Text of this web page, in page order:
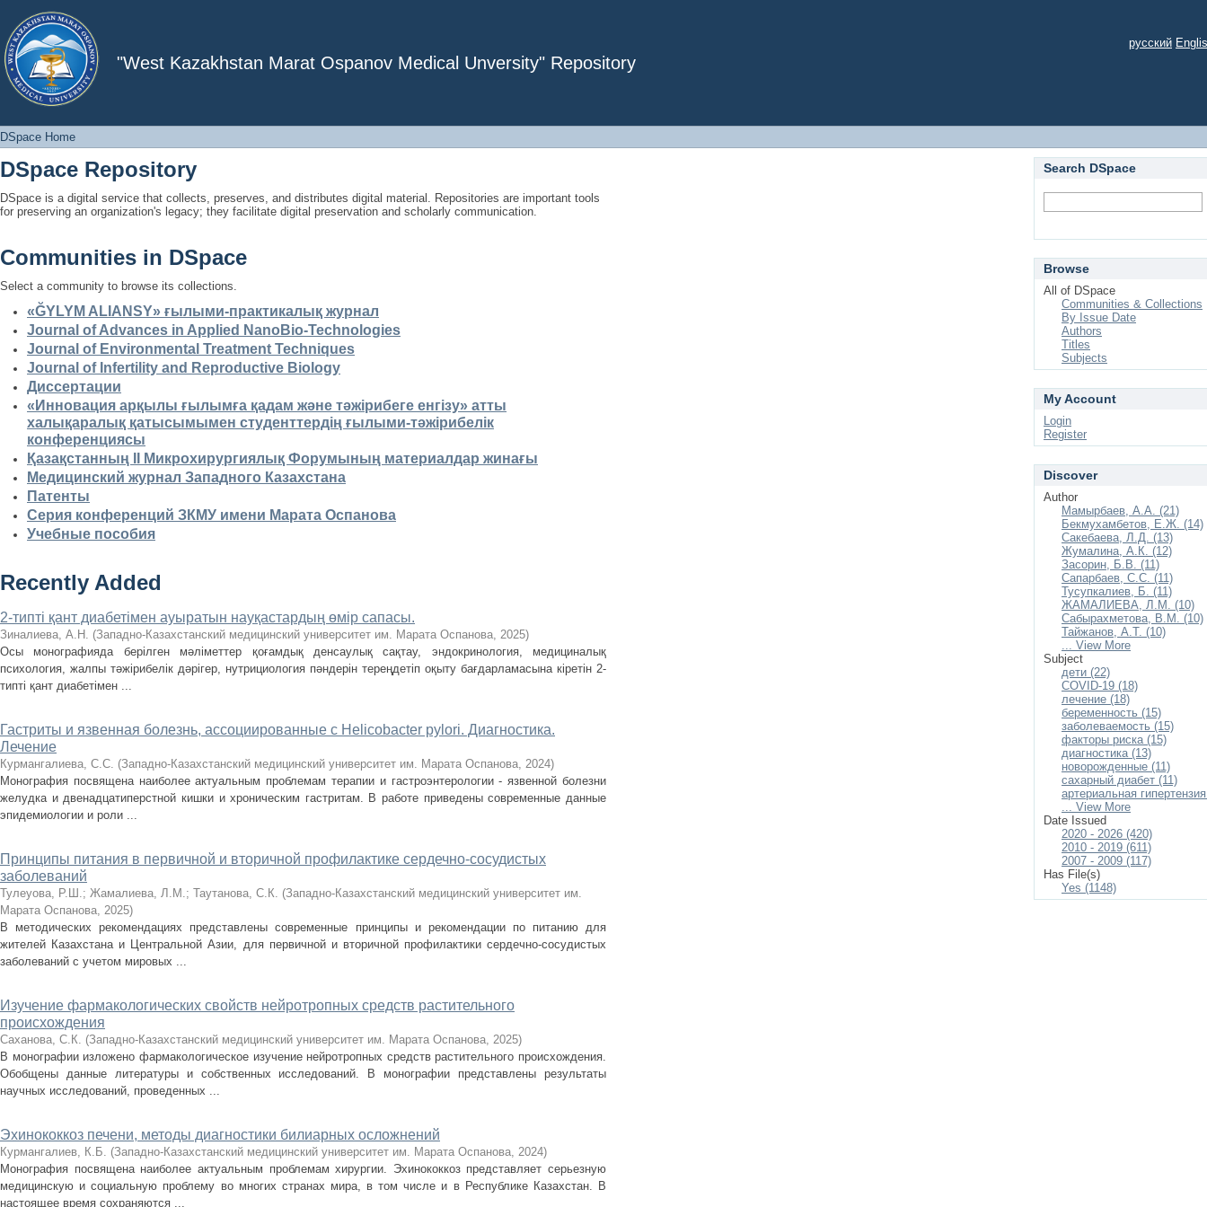
"West Kazakhstan Marat Ospanov Medical Unversity" Repository
DSpace Home
русский
DSpace Home
DSpace Repository
DSpace is a digital service that collects, preserves, and distributes digital material. Repositories are important tools
for preserving an organization's legacy; they facilitate digital preservation and scholarly communication.
Communities in DSpace
Select a community to browse its collections.
«ĞYLYM ALIANSY» ғылыми-практикалық журнал
Journal of Advances in Applied NanoBio-Technologies
Journal of Environmental Treatment Techniques
Journal of Infertility and Reproductive Biology
Диссертации
«Инновация арқылы ғылымға қадам және тәжірибеге енгізу» атты
халықаралық қатысымымен студенттердің ғылыми-тәжірибелік
конференциясы
Қазақстанның II Микрохирургиялық Форумының материалдар жинағы
Медицинский журнал Западного Казахстана
Патенты
Серия конференций ЗКМУ имени Марата Оспанова
Учебные пособия
Recently Added
2-типті қант диабетімен ауыратын науқастардың өмір сапасы.
Зиналиева, А.Н. (Западно-Казахстанский медицинский университет им. Марата Оспанова, 2025)
Осы монографияда берілген мәліметтер қоғамдық денсаулық сақтау, эндокринология, медициналық
психология, жалпы тәжірибелік дәрігер, нутрициология пәндерін тереңдетіп оқыту бағдарламасына кіретін 2-
типті қант диабетімен ...
Гастриты и язвенная болезнь, ассоциированные с Нelicobacter рylori. Диагностика.
Лечение
Курмангалиева, С.С. (Западно-Казахстанский медицинский университет им. Марата Оспанова, 2024)
Монография посвящена наиболее актуальным проблемам терапии и гастроэнтерологии - язвенной болезни
желудка и двенадцатиперстной кишки и хроническим гастритам. В работе приведены современные данные
эпидемиологии и роли ...
Принципы питания в первичной и вторичной профилактике сердечно-сосудистых
заболеваний
Тулеуова, Р.Ш.; Жамалиева, Л.М.; Таутанова, С.К. (Западно-Казахстанский медицинский университет им.
Марата Оспанова, 2025)
В методических рекомендациях представлены современные принципы и рекомендации по питанию для
жителей Казахстана и Центральной Азии, для первичной и вторичной профилактики сердечно-сосудистых
заболеваний с учетом мировых ...
Изучение фармакологических свойств нейротропных средств растительного
происхождения
Саханова, С.К. (Западно-Казахстанский медицинский университет им. Марата Оспанова, 2025)
В монографии изложено фармакологическое изучение нейротропных средств растительного происхождения.
Обобщены данные литературы и собственных исследований. В монографии представлены результаты
научных исследований, проведенных ...
Эхинококкоз печени, методы диагностики билиарных осложнений
Курмангалиев, К.Б. (Западно-Казахстанский медицинский университет им. Марата Оспанова, 2024)
Монография посвящена наиболее актуальным проблемам хирургии. Эхинококкоз представляет серьезную
медицинскую и социальную проблему во многих странах мира, в том числе и в Республике Казахстан. В
настоящее время сохраняются ...
Search DSpace
Browse
All of DSpace
Communities & Collections
By Issue Date
Authors
Titles
Subjects
My Account
Login
Register
Discover
Author
Мамырбаев, А.А. (21)
Бекмухамбетов, Е.Ж. (14)
Сакебаева, Л.Д. (13)
Жумалина, А.К. (12)
Засорин, Б.В. (11)
Сапарбаев, С.С. (11)
Тусупкалиев, Б. (11)
ЖАМАЛИЕВА, Л.М. (10)
Сабырахметова, В.М. (10)
Тайжанов, А.Т. (10)
... View More
Subject
дети (22)
COVID-19 (18)
лечение (18)
беременность (15)
заболеваемость (15)
факторы риска (15)
диагностика (13)
новорожденные (11)
сахарный диабет (11)
артериальная
... View More
Date Issued
2020 - 2026 (420)
2010 - 2019 (611)
2007 - 2009 (117)
Has File(s)
Yes (1148)